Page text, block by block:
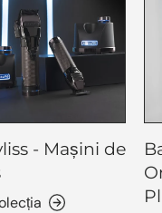
- Mașini de